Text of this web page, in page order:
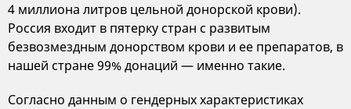
4 миллиона литров цельной донорской крови).
Россия входит в пятерку стран с развитым
безвозмездным донорством крови и ее препаратов, в
нашей стране 99% донаций — именно такие.
Согласно данным о гендерных характеристиках